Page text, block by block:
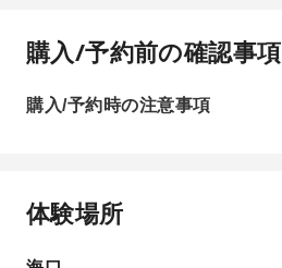
購入/予約前の確認事項
購入/予約時の注意事項
体験場所